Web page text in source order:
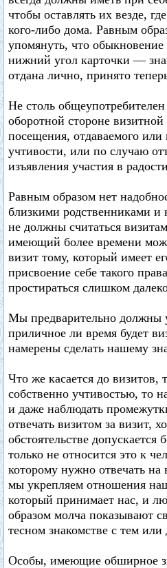
чтобы оставлять их везде,
кого-либо дома. Равным
упомянуть, что обыкновение
нижний угол карточки —
отдана лично, принято
Не столь
оборотной стороне визитной
посещения, отдаваемого или
учтивости, или по случаю
изъявления участия в
Равным образом нет
близкими родственниками
не должны считаться
имеющий более времени
визит тому, который имеет
присвоение себе такого
простираться слишком
Мы предварительно должны
приличное ли время будет
намерены сделать нашему
Что же касается до
собственно учтивостью, то
и даже наблюдать
отвечать визитом за визит,
обстоятельстве допускается
только не относится это к
которому нужно отвечать
мы укрепляем отношения
который принимает нас, и
образом молча показывают
тесном знакомстве с тем
Особы, имеющие обширное